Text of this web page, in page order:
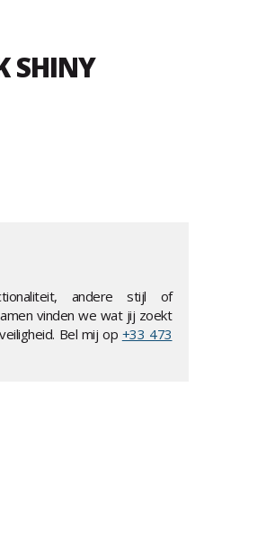
SHINY
andere stijl of
vinden we wat jij zoekt
Bel mij op +33 473